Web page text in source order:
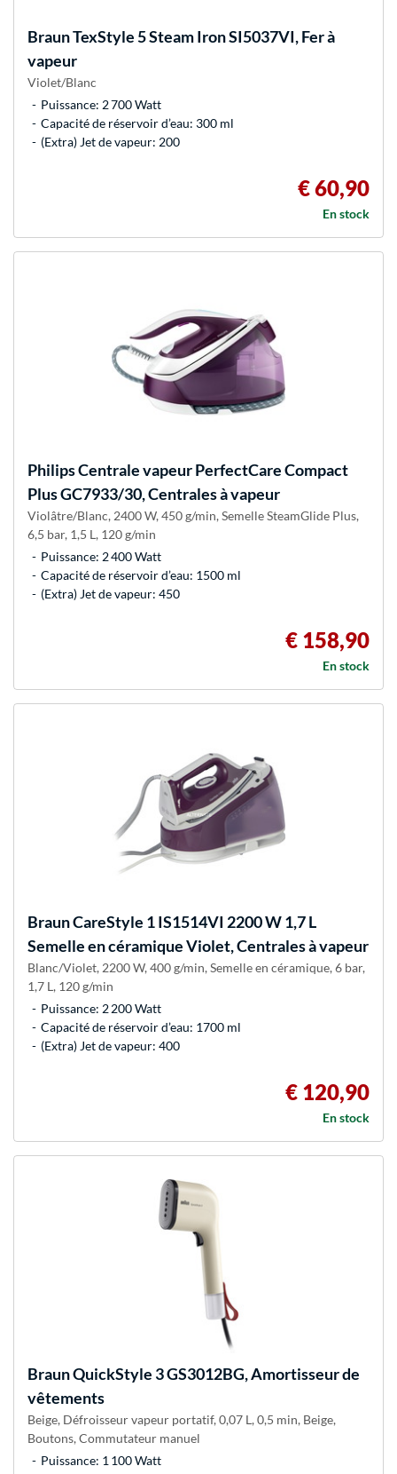
BraunTexStyle 5 Steam Iron SI5037VI, Fer à
vapeur
Violet/Blanc
Puissance: 2 700 Watt
Capacité de réservoir d’eau: 300 ml
(Extra) Jet de vapeur: 200
€ 60,90
En stock
PhilipsCentrale vapeur PerfectCare Compact
Plus GC7933/30, Centrales à vapeur
Violâtre/Blanc, 2400 W, 450 g/min, Semelle SteamGlide Plus,
6,5 bar, 1,5 L, 120 g/min
Puissance: 2 400 Watt
Capacité de réservoir d’eau: 1500 ml
(Extra) Jet de vapeur: 450
€ 158,90
En stock
BraunCareStyle 1 IS1514VI 2200 W 1,7 L
Semelle en céramique Violet, Centrales à vapeur
Blanc/Violet, 2200 W, 400 g/min, Semelle en céramique, 6 bar,
1,7 L, 120 g/min
Puissance: 2 200 Watt
Capacité de réservoir d’eau: 1700 ml
(Extra) Jet de vapeur: 400
€ 120,90
En stock
BraunQuickStyle 3 GS3012BG, Amortisseur de
vêtements
Beige, Défroisseur vapeur portatif, 0,07 L, 0,5 min, Beige,
Boutons, Commutateur manuel
Puissance: 1 100 Watt